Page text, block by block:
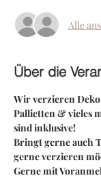
Alle
Über die
Wir verzieren
Pallietten & vieles
sind inklusive!
Bringt gerne auch
gerne verzieren
Gerne mit